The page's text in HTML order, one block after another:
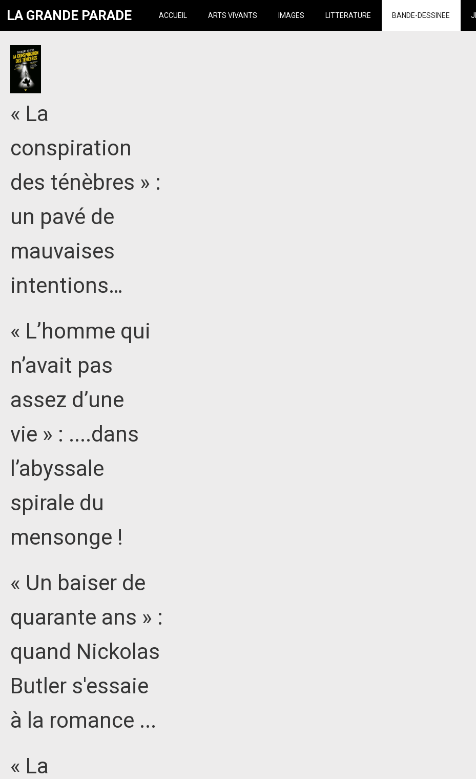
LA GRANDE PARADE ACCUEIL ARTS VIVANTS IMAGES LITTERATURE BANDE-DESSINEE
« La
conspiration
des ténèbres » :
un pavé de
mauvaises
intentions…
« L’homme qui
n’avait pas
assez d’une
vie » : ....dans
l’abyssale
spirale du
mensonge !
« Un baiser de
quarante ans » :
quand Nickolas
Butler s'essaie
à la romance ...
« La